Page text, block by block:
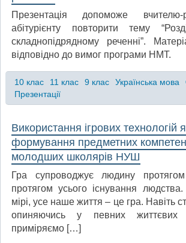
Презентація допоможе вчителю-
абітурієнту повторити тему
складнопідрядному реченні”.
відповідно до вимог програми НМТ.
10 клас 11 клас 9 клас Українська мова
Презентації
Використання ігрових технологій
формування предметних
молодших школярів НУШ
Гра супроводжує людину
протягом усього існування
мірі, усе наше життя – це гра. Навіть
опиняючись у певних життєвих
приміряємо […]